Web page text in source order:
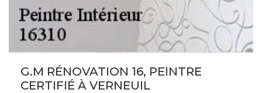
G.M RÉNOVATION 16, PEINTRE
CERTIFIÉ À VERNEUIL